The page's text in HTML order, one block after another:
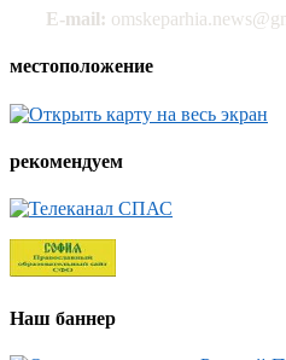
E-mail:
местоположение
рекомендуем
Наш баннер